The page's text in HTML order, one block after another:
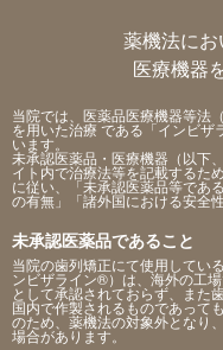
薬機法に
医療機器
当院では、医薬品医療機器等法
を用いた治療 である「インビ
います。
未承認医薬品・医療機器（以下
イト内で治療法等を記載するた
に従い、「未承認医薬品等であ
の有無」「諸外国における安全
未承認医薬品であること
当院の歯列矯正にて使用してい
ンビザライン®）は、海外の工
として承認されておらず、また
国内で作製されるものであって
のため、薬機法の対象外となり
場合があります。